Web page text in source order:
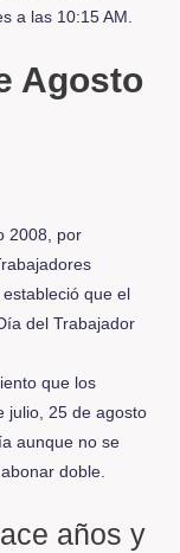
a las 10:15 AM.
Agosto
2008, por
que el
del Trabajador
que los
julio, 25 de agosto
aunque no se
doble.
años y